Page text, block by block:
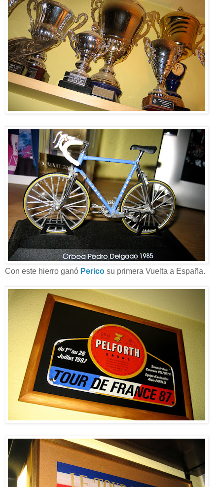
Con este hierro ganó Perico su primera Vuelta a España.